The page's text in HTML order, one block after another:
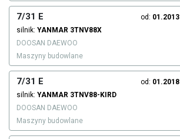
7/31 E od: 01.2013
silnik: YANMAR 3TNV88X
DOOSAN DAEWOO
Maszyny budowlane
7/31 E od: 01.2018
silnik: YANMAR 3TNV88-KIRD
DOOSAN DAEWOO
Maszyny budowlane